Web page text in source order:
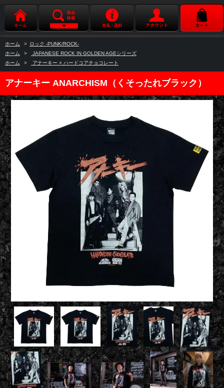
ホーム >
ロック -PUNK/ROCK-
ホーム
>
JAPANESE ROCK IN GOLDEN AGEシリーズ
ホーム
> アナーキー × ハードコアチョコレート
アナーキー ANARCHISM（くそったれブラック）